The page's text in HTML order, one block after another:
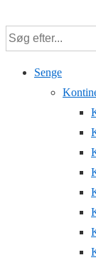
Hop
til
hovedindhold
Senge